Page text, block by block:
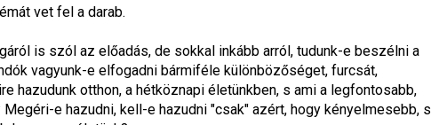
vet fel a darab.
is szól az előadás, de sokkal inkább arról, tudunk-e beszélni a
vagyunk-e elfogadni bármiféle különbözőséget, furcsát,
hazudunk otthon, a hétköznapi életünkben, s ami a legfontosabb,
Megéri-e hazudni, kell-e hazudni "csak" azért, hogy kényelmesebb, s